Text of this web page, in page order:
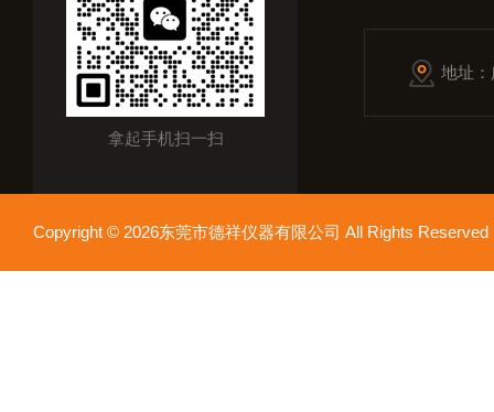
拿起手机扫一扫
地址
Copyright © 2026东莞市德祥仪器有限公司 All Rights